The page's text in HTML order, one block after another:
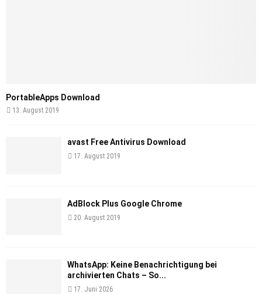
PortableApps Download
13. August 2019
avast Free Antivirus Download
17. August 2019
AdBlock Plus Google Chrome
20. August 2019
WhatsApp: Keine Benachrichtigung bei
archivierten Chats – So...
17. Juni 2026